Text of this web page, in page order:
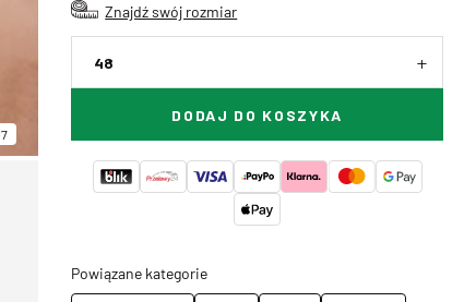
Znajdź swój rozmiar
48
DODAJ DO KOSZYKA
Powiązane kategorie